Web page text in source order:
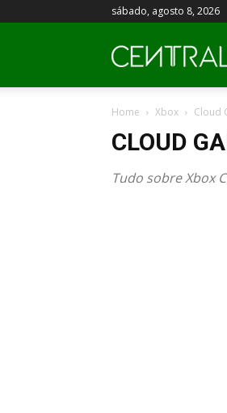
sábado, agosto 8, 2026
Home Xbox Cloud
CLOUD
Tudo sobre Xbox